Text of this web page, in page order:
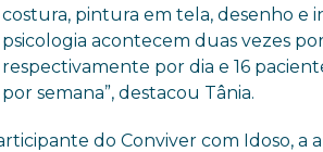
costura, pintura em tela, desenho e
psicologia acontecem duas vezes
respectivamente por dia e 16
por semana”, destacou Tânia.
do Conviver com Idoso, a